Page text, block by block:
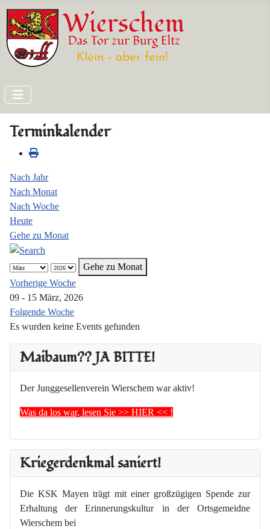
Maibaum?? JA BITTE!
Der Junggesellenverein Wierschem war aktiv!
Was da los war, lesen Sie >> HIER << !
Kriegerdenkmal saniert!
Die KSK Mayen trägt mit einer großzügigen Spende zur
Erhaltung der Erinnerungskultur in der Ortsgemeidne
Wierschem bei
Terminkalender
Nach Jahr
Nach Monat
Nach Woche
Heute
Gehe zu Monat
Gehe zu Monat
Vorherige Woche
09 - 15 März, 2026
Folgende Woche
Es wurden keine Events gefunden